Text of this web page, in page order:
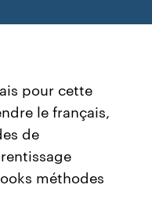
pour cette
le français,
de
méthodes